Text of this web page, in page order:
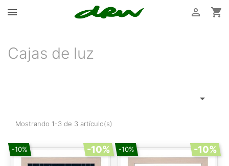
 

Cajas de luz

Mostrando 1-3 de 3 artículo(s)
-10% -10% -10% -10%